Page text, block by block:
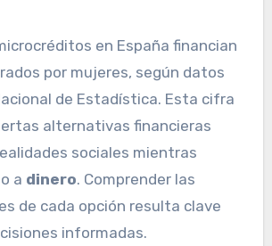
por mujeres, según datos
de Estadística. Esta cifra
alternativas financieras
sociales mientras
a dinero. Comprender las
de cada opción resulta clave
informadas.